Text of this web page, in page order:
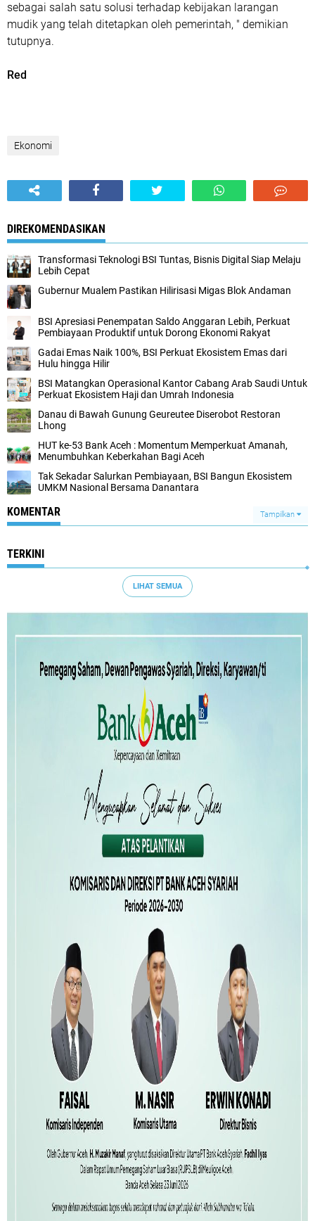
sebagai salah satu solusi terhadap kebijakan larangan
mudik yang telah ditetapkan oleh pemerintah, " demikian
tutupnya.
Red
Ekonomi
DIREKOMENDASIKAN
Transformasi Teknologi BSI Tuntas, Bisnis Digital Siap Melaju
Lebih Cepat
Gubernur Mualem Pastikan Hilirisasi Migas Blok Andaman
BSI Apresiasi Penempatan Saldo Anggaran Lebih, Perkuat
Pembiayaan Produktif untuk Dorong Ekonomi Rakyat
Gadai Emas Naik 100%, BSI Perkuat Ekosistem Emas dari
Hulu hingga Hilir
BSI Matangkan Operasional Kantor Cabang Arab Saudi Untuk
Perkuat Ekosistem Haji dan Umrah Indonesia
Danau di Bawah Gunung Geureutee Diserobot Restoran
Lhong
HUT ke-53 Bank Aceh : Momentum Memperkuat Amanah,
Menumbuhkan Keberkahan Bagi Aceh
Tak Sekadar Salurkan Pembiayaan, BSI Bangun Ekosistem
UMKM Nasional Bersama Danantara
KOMENTAR Tampilkan
TERKINI
LIHAT SEMUA